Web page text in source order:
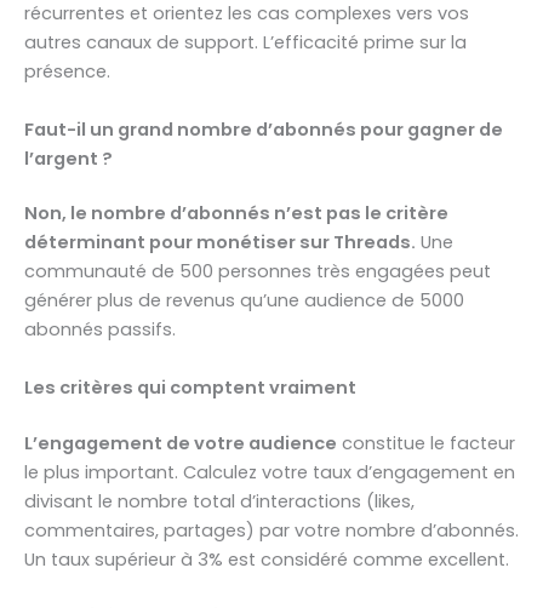
récurrentes et orientez les cas complexes vers vos
autres canaux de support. L’efficacité prime sur la
présence.
Faut-il un grand nombre d’abonnés pour gagner de
l’argent ?
Non, le nombre d’abonnés n’est pas le critère
déterminant pour monétiser sur Threads. Une
communauté de 500 personnes très engagées peut
générer plus de revenus qu’une audience de 5000
abonnés passifs.
Les critères qui comptent vraiment
L’engagement de votre audience constitue le facteur
le plus important. Calculez votre taux d’engagement en
divisant le nombre total d’interactions (likes,
commentaires, partages) par votre nombre d’abonnés.
Un taux supérieur à 3% est considéré comme excellent.